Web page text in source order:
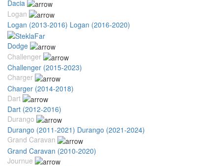
Dacia
Logan
Logan (2013-2016) Logan (2016-2020)
Dodge
Challenger
Challenger (2015-2023)
Charger
Charger (2014-2018)
Dart
Dart (2012-2016)
Durango
Durango (2011-2021) Durango (2021-2024)
Grand Caravan
Grand Caravan (2010-2020)
Journue